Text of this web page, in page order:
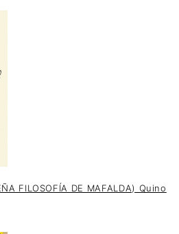
FILOSOFÍA DE MAFALDA) Quino